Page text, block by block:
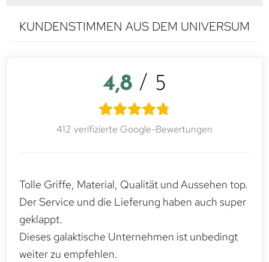
KUNDENSTIMMEN AUS DEM UNIVERSUM
4,8 / 5
412 verifizierte Google-Bewertungen
Tolle Griffe, Material, Qualität und Aussehen top.
Der Service und die Lieferung haben auch super
geklappt.
Dieses galaktische Unternehmen ist unbedingt
weiter zu empfehlen.